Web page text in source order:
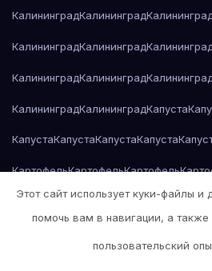
КалининградКалининград
КалининградКалининградКалининград
КалининградКалининградКалининград
КалининградКалининградКапуста
КапустаКапустаКапустаКапуста
КартофельКартофельКартофель
Картофель Картофель Кейптаун
Этот сайт использует куки-файлы и
помочь вам в навигации, а также
пользовательский